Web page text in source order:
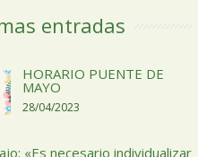
entradas
HORARIO PUENTE DE
MAYO
28/04/2023
«Es necesario individualizar